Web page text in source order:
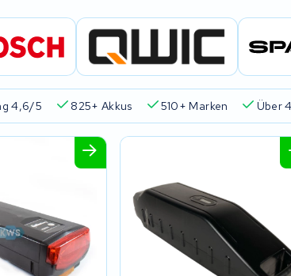
4,6/5 825+ Akkus 510+ Marken Über